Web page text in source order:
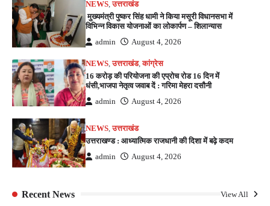
NEWS ,उत्तराखंड
मुख्यमंत्री पुष्कर सिंह धामी ने किया मसूरी विधानसभा में
विभिन्न विकास योजनाओं का लोकार्पण – शिलान्यास
admin August 4, 2026
NEWS,उत्तराखंड,कांग्रेस
16 करोड़ की परियोजना की एप्रोच रोड 16 दिन में
धंसी,भाजपा नेतृत्व जवाब दें : गरिमा मेहरा दसौनी
admin August 4, 2026
NEWS,उत्तराखंड
उत्तराखण्ड : आध्यात्मिक राजधानी की दिशा में बढ़े कदम
admin August 4, 2026
Recent News View All